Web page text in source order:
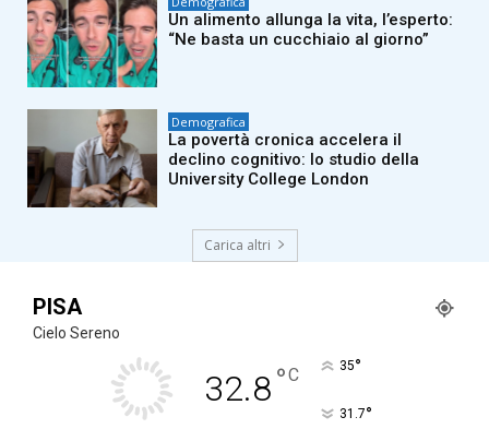
Un alimento allunga la vita, l’esperto:
“Ne basta un cucchiaio al giorno”
Demografica
La povertà cronica accelera il
declino cognitivo: lo studio della
University College London
Carica altri
PISA
Cielo Sereno
32.8°C 35°
31.7°